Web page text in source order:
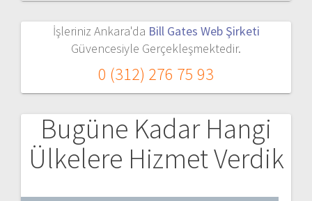
İşleriniz Ankara'da Bill Gates Web Şirketi
Güvencesiyle Gerçekleşmektedir.
0 (312) 276 75 93
Bugüne Kadar Hangi
Ülkelere Hizmet Verdik